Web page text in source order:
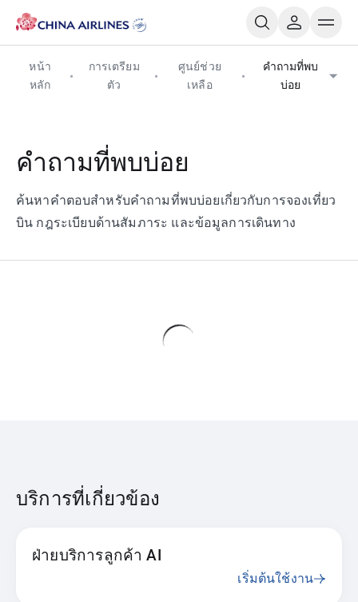
หน้า
หลัก
การเตรียม
ตัว
ศูนย์ช่วย
เหลือ
คำถามที่พบ
บ่อย
คำถามที่พบบ่อย
ค้นหาคำตอบสำหรับคำถามที่พบบ่อยเกี่ยวกับการจองเที่ยว
บิน กฎระเบียบด้านสัมภาระ และข้อมูลการเดินทาง
บริการที่เกี่ยวข้อง
ฝ่ายบริการลูกค้า AI
เริ่มต้นใช้งาน